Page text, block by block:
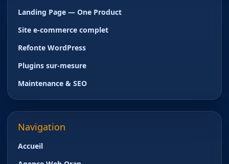
Landing Page — One Product
Site e-commerce complet
Refonte WordPress
Plugins sur-mesure
Maintenance & SEO
Navigation
Accueil